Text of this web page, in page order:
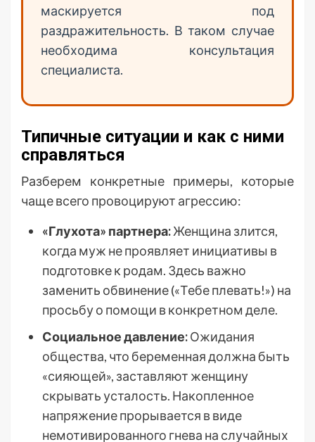
маскируется под
раздражительность. В таком случае
необходима консультация
специалиста.
Типичные ситуации и как с ними
справляться
Разберем конкретные примеры, которые
чаще всего провоцируют агрессию:
«Глухота» партнера:Женщина злится,
когда муж не проявляет инициативы в
подготовке к родам. Здесь важно
заменить обвинение («Тебе плевать!») на
просьбу о помощи в конкретном деле.
Социальное давление:Ожидания
общества, что беременная должна быть
«сияющей», заставляют женщину
скрывать усталость. Накопленное
напряжение прорывается в виде
немотивированного гнева на случайных